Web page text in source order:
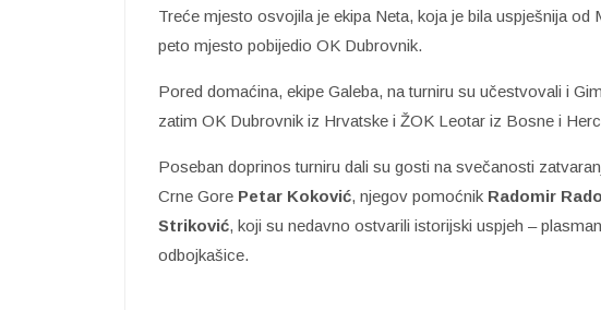
Treće mjesto osvojila je ekipa Neta, koja je bila uspješnija
peto mjesto pobijedio OK Dubrovnik.
Pored domaćina, ekipe Galeba, na turniru su učestvovali i
zatim OK Dubrovnik iz Hrvatske i ŽOK Leotar iz Bosne i
Poseban doprinos turniru dali su gosti na svečanosti
Crne Gore Petar Koković, njegov pomoćnik Radomir
Striković, koji su nedavno ostvarili istorijski uspjeh –
odbojkašice.